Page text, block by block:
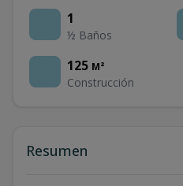
1
½ Baños
125 M²
Construcción
Resumen